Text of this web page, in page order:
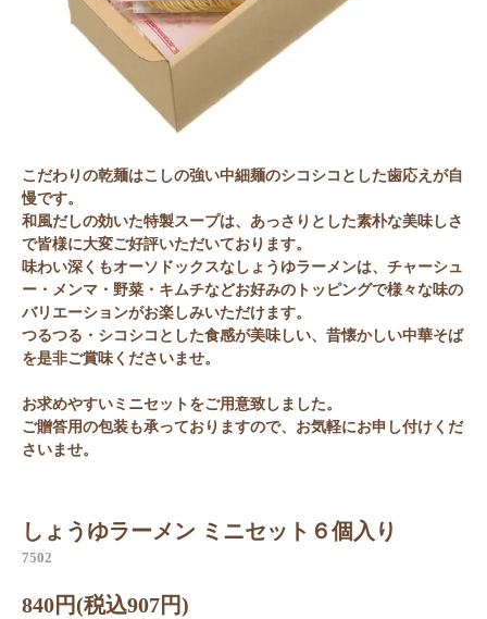
こだわりの乾麺はこしの強い中細麺のシコシコとした歯応えが自
慢です。
和風だしの効いた特製スープは、あっさりとした素朴な美味しさ
で皆様に大変ご好評いただいております。
味わい深くもオーソドックスなしょうゆラーメンは、チャーシュ
ー・メンマ・野菜・キムチなどお好みのトッピングで様々な味の
バリエーションがお楽しみいただけます。
つるつる・シコシコとした食感が美味しい、昔懐かしい中華そば
を是非ご賞味くださいませ。
お求めやすいミニセットをご用意致しました。
ご贈答用の包装も承っておりますので、お気軽にお申し付けくだ
さいませ。
しょうゆラーメン ミニセット６個入り
7502
840円(税込907円)